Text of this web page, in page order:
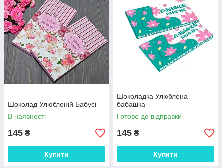
Шоколад Улюбленій Бабусі
В наявності
145 ₴
Купити
Шоколадка Улюблена
бабашка
Готово до відправки
145 ₴
Купити